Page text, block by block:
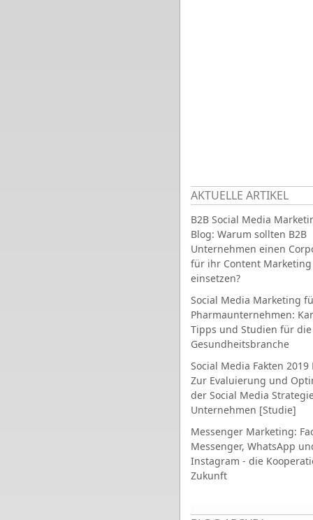
AKTUELLE ARTIKEL
B2B Social Media
Blog: Warum sollten B2B
Unternehmen einen
für ihr Content Marketing
einsetzen?
Social Media Marketing
Pharmaunternehmen:
Tipps und Studien für die
Gesundheitsbranche
Social Media Fakten 2019
Zur Evaluierung und
der Social Media
Unternehmen [Studie]
Messenger Marketing:
Messenger, WhatsApp
Instagram - die
Zukunft
Seiten